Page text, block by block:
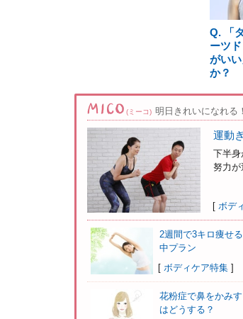
Q. 「
ーツ
がい
か？
(ミーコ) 明日きれいになれる
運動
下半
努力が
[ ボデ
2週間で3キロ痩せ
中プラン
[ ボディケア特集 ]
花粉症で鼻をかみ
はどうする？